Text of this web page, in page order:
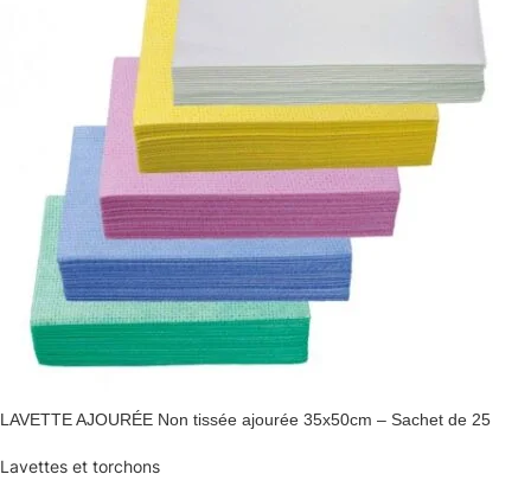
LAVETTE AJOURÉE Non tissée ajourée 35x50cm – Sachet de 25
Lavettes et torchons